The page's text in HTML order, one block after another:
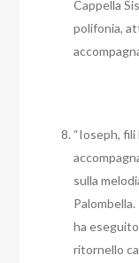
Cappella
polifonia,
“Ioseph, fili
sulla
ha
ritornello